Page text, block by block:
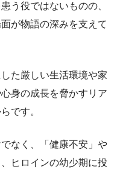
う役ではないものの、
が物語の深みを支えて
た厳しい生活環境や家
身の成長を脅かすリア
です。
なく、「健康不安」や
ヒロインの幼少期に投